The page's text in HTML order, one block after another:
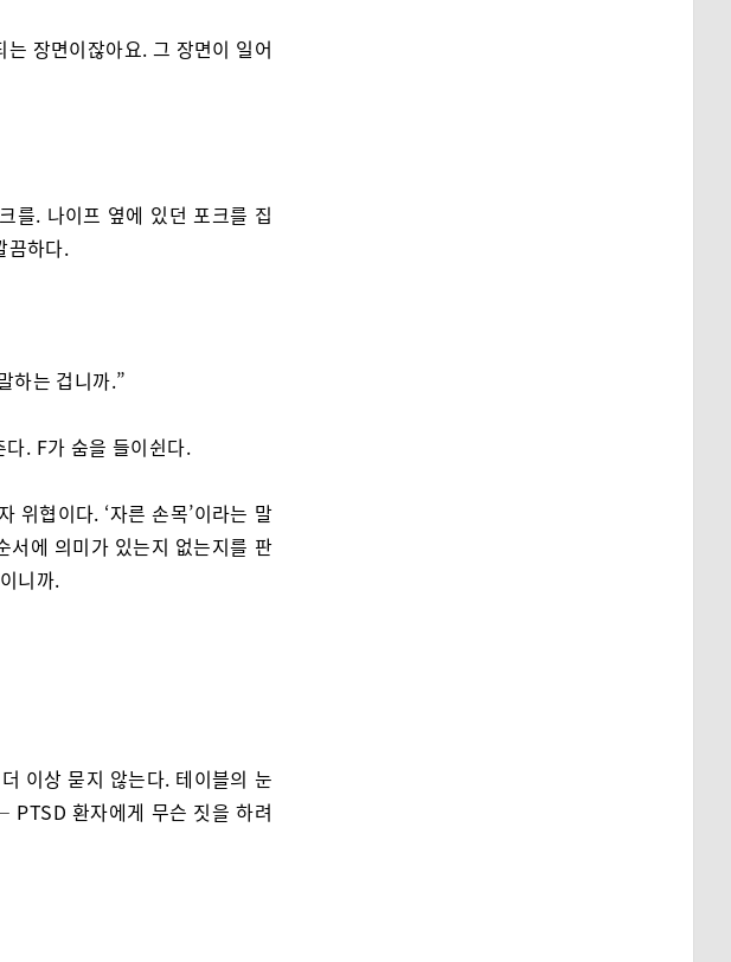
장면이잖아요. 그 장면이 일어
를. 나이프 옆에 있던 포크를 집
끔하다.
하는 겁니까.”
. F가 숨을 들이쉰다.
위협이다. ‘자른 손목’이라는 말
서에 의미가 있는지 없는지를 판
니까.
이상 묻지 않는다. 테이블의 눈
PTSD 환자에게 무슨 짓을 하려